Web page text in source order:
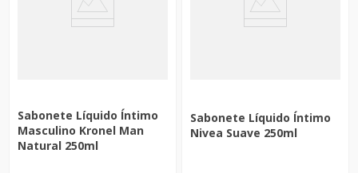
Sabonete Líquido Íntimo
Masculino Kronel Man
Natural 250ml
Sabonete Líquido Íntimo
Nivea Suave 250ml